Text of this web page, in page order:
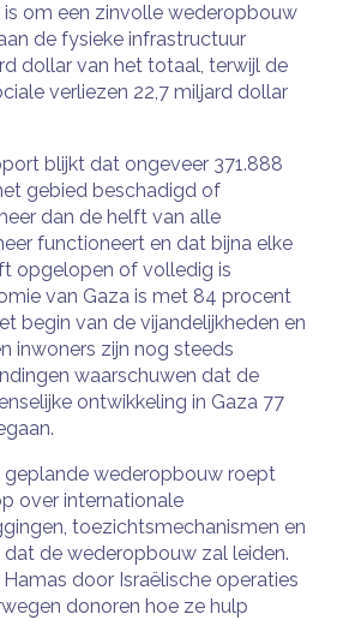
om een ​​zinvolle wederopbouw
de fysieke infrastructuur
dollar van het totaal, terwijl de
verliezen 22,7 miljard dollar
blijkt dat ongeveer 371.888
gebied beschadigd of
dan de helft van alle
functioneert en dat bijna elke
opgelopen of volledig is
van Gaza is met 84 procent
begin van de vijandelijkheden en
inwoners zijn nog steeds
waarschuwen dat de
ontwikkeling in Gaza 77
geplande wederopbouw roept
over internationale
toezichtsmechanismen en
de wederopbouw zal leiden.
door Israëlische operaties
donoren hoe ze hulp